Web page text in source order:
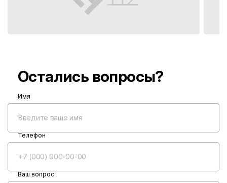
Остались вопросы?
Имя
Телефон
Ваш вопрос